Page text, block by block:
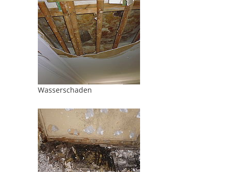
Wasserschaden